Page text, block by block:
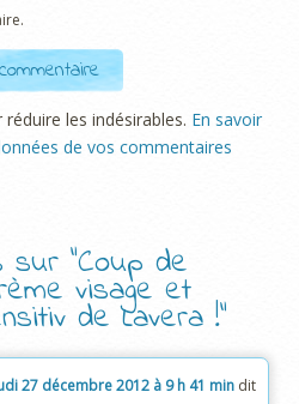
les indésirables. En savoir
de vos commentaires
sur “Coup de
visage et
de Lavera !”
27 décembre 2012 à 9 h 41 min dit